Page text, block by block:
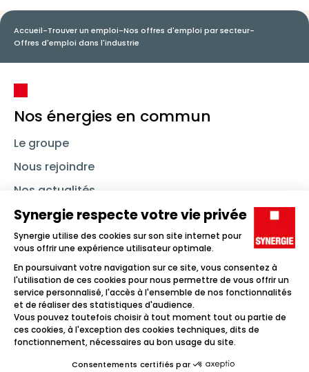
Accueil-Trouver un emploi-Nos offres d'emploi par secteur-
Offres d'emploi dans l'industrie
Nos énergies en commun
Le groupe
Nous rejoindre
Nos actualités
Nous contacter
Linkedin SynergieInstagramTikTok Youtube
Trouver un emploi
Icône d'illustration
Candidats
Icône d'illustration
Icône d'illustration